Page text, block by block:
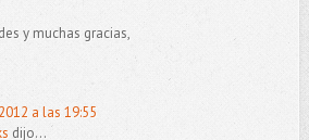
y muchas gracias,
a las 19:55
dijo...